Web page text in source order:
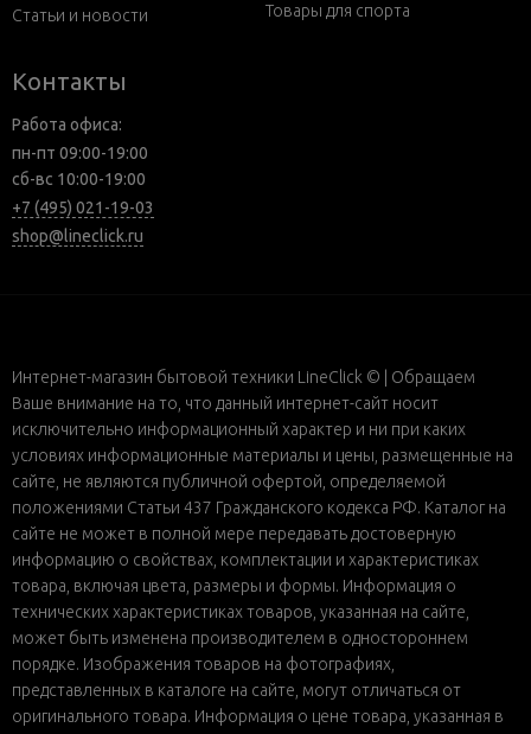
Статьи и новости
Товары для спорта
Контакты
Работа офиса:
пн-пт 09:00-19:00
сб-вс 10:00-19:00
+7 (495) 021-19-03
shop@lineclick.ru
Интернет-магазин бытовой техники LineClick © | Обращаем
Ваше внимание на то, что данный интернет-сайт носит
исключительно информационный характер и ни при каких
условиях информационные материалы и цены, размещенные на
сайте, не являются публичной офертой, определяемой
положениями Статьи 437 Гражданского кодекса РФ. Каталог на
сайте не может в полной мере передавать достоверную
информацию о свойствах, комплектации и характеристиках
товара, включая цвета, размеры и формы. Информация о
технических характеристиках товаров, указанная на сайте,
может быть изменена производителем в одностороннем
порядке. Изображения товаров на фотографиях,
представленных в каталоге на сайте, могут отличаться от
оригинального товара. Информация о цене товара, указанная в